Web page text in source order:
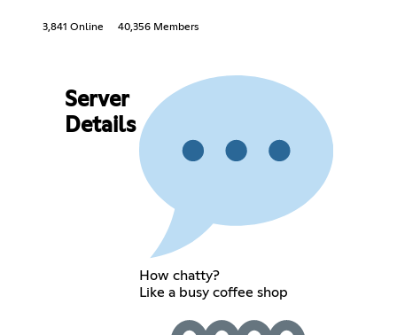
3,841 Online 40,356 Members
Server
Details
How chatty?
Like a busy coffee shop